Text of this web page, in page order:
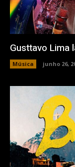
Gusttavo Lima
Música junho 26,